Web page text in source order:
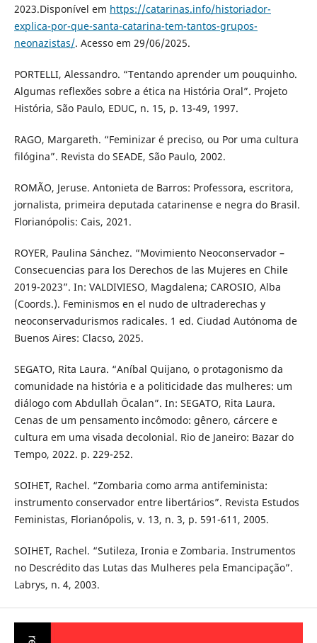
2023.Disponível em https://catarinas.info/historiador-
explica-por-que-santa-catarina-tem-tantos-grupos-
neonazistas/. Acesso em 29/06/2025.
PORTELLI, Alessandro. “Tentando aprender um pouquinho.
Algumas reflexões sobre a ética na História Oral”. Projeto
História, São Paulo, EDUC, n. 15, p. 13-49, 1997.
RAGO, Margareth. “Feminizar é preciso, ou Por uma cultura
filógina”. Revista do SEADE, São Paulo, 2002.
ROMÃO, Jeruse. Antonieta de Barros: Professora, escritora,
jornalista, primeira deputada catarinense e negra do Brasil.
Florianópolis: Cais, 2021.
ROYER, Paulina Sánchez. “Movimiento Neoconservador –
Consecuencias para los Derechos de las Mujeres en Chile
2019-2023”. In: VALDIVIESO, Magdalena; CAROSIO, Alba
(Coords.). Feminismos en el nudo de ultraderechas y
neoconservadurismos radicales. 1 ed. Ciudad Autónoma de
Buenos Aires: Clacso, 2025.
SEGATO, Rita Laura. “Aníbal Quijano, o protagonismo da
comunidade na história e a politicidade das mulheres: um
diálogo com Abdullah Öcalan”. In: SEGATO, Rita Laura.
Cenas de um pensamento incômodo: gênero, cárcere e
cultura em uma visada decolonial. Rio de Janeiro: Bazar do
Tempo, 2022. p. 229-252.
SOIHET, Rachel. “Zombaria como arma antifeminista:
instrumento conservador entre libertários”. Revista Estudos
Feministas, Florianópolis, v. 13, n. 3, p. 591-611, 2005.
SOIHET, Rachel. “Sutileza, Ironia e Zombaria. Instrumentos
no Descrédito das Lutas das Mulheres pela Emancipação”.
Labrys, n. 4, 2003.